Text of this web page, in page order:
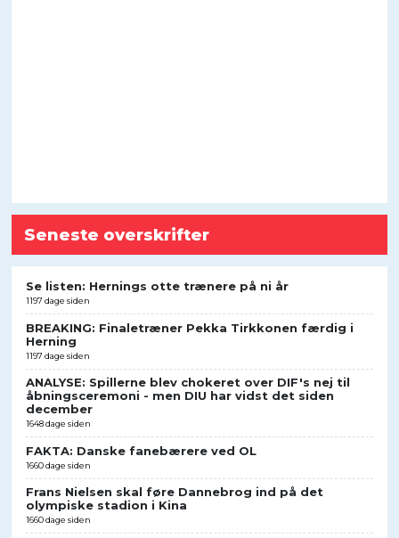
Seneste overskrifter
Se listen: Hernings otte trænere på ni år
1197 dage siden
BREAKING: Finaletræner Pekka Tirkkonen færdig i
Herning
1197 dage siden
ANALYSE: Spillerne blev chokeret over DIF's nej til
åbningsceremoni - men DIU har vidst det siden
december
1648 dage siden
FAKTA: Danske fanebærere ved OL
1660 dage siden
Frans Nielsen skal føre Dannebrog ind på det
olympiske stadion i Kina
1660 dage siden